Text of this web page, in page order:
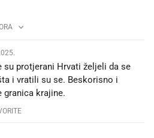
su protjerani Hrvati željeli da se
i vratili su se. Beskorisno i
krajine.